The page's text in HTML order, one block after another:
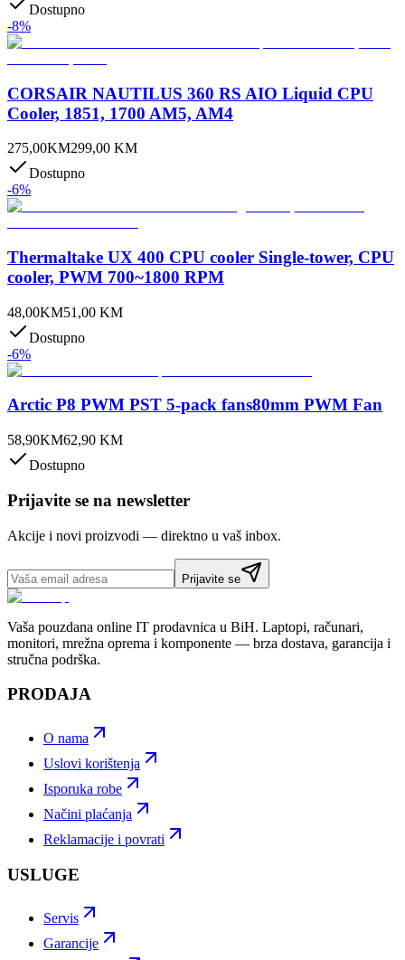
Dostupno
-8%
CORSAIR NAUTILUS 360 RS AIO Liquid CPU
Cooler, 1851, 1700 AM5, AM4
275,00KM299,00 KM
Dostupno
-6%
Thermaltake UX 400 CPU cooler Single-tower, CPU
cooler, PWM 700~1800 RPM
48,00KM51,00 KM
Dostupno
-6%
Arctic P8 PWM PST 5-pack fans80mm PWM Fan
58,90KM62,90 KM
Dostupno
Prijavite se na newsletter
Akcije i novi proizvodi — direktno u vaš inbox.
Prijavite se
Vaša pouzdana online IT prodavnica u BiH. Laptopi, računari,
monitori, mrežna oprema i komponente — brza dostava, garancija i
stručna podrška.
PRODAJA
O nama
Uslovi korištenja
Isporuka robe
Načini plaćanja
Reklamacije i povrati
USLUGE
Servis
Garancije